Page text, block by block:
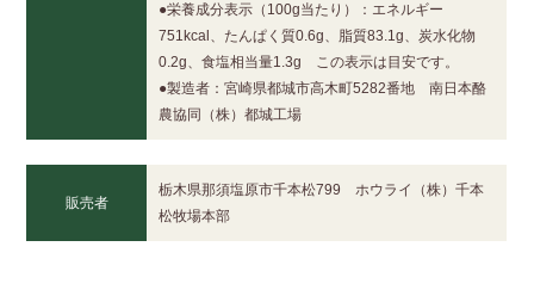
●栄養成分表示（100g当たり）：エネルギー
751kcal、たんぱく質0.6g、脂質83.1g、炭水化物
0.2g、食塩相当量1.3g この表示は目安です。
●製造者：宮崎県都城市高木町5282番地 南日本酪
農協同（株）都城工場
販売者
栃木県那須塩原市千本松799 ホウライ（株）千本
松牧場本部